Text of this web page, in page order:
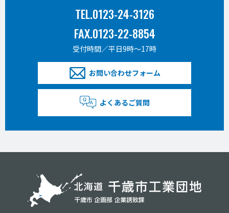
TEL.0123-24-3126
FAX.0123-22-8854
受付時間／平日9時〜17時
お問い合わせフォーム
よくあるご質問